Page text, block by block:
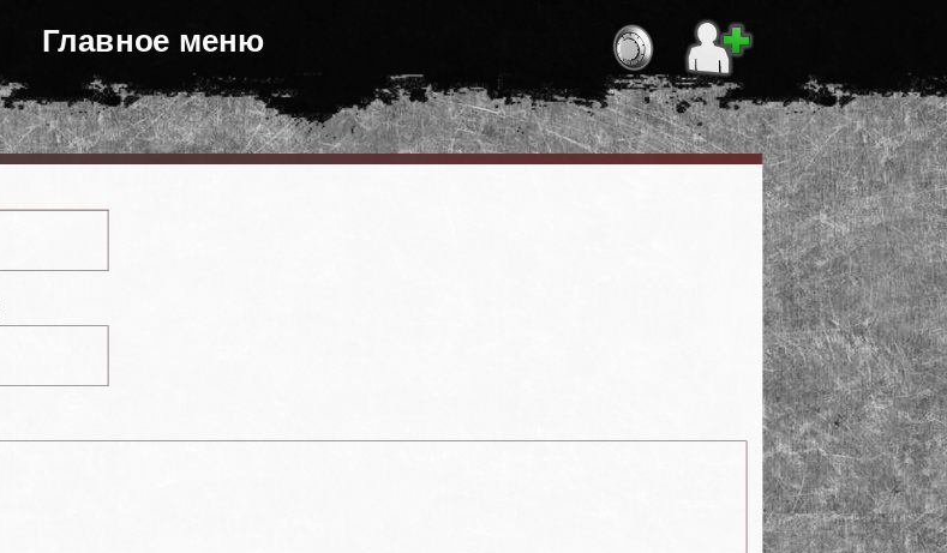
Главное меню